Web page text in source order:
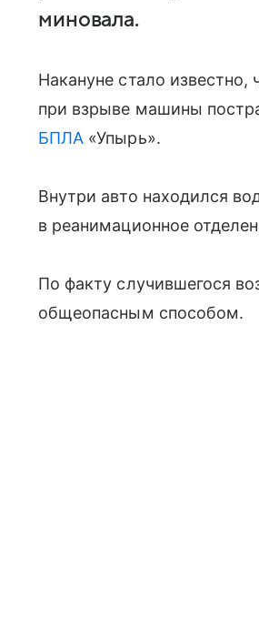
миновала.
Накануне стало
при взрыве машины
БПЛА «Упырь».
Внутри авто находился
в реанимационное
По факту случившегося
общеопасным способом.